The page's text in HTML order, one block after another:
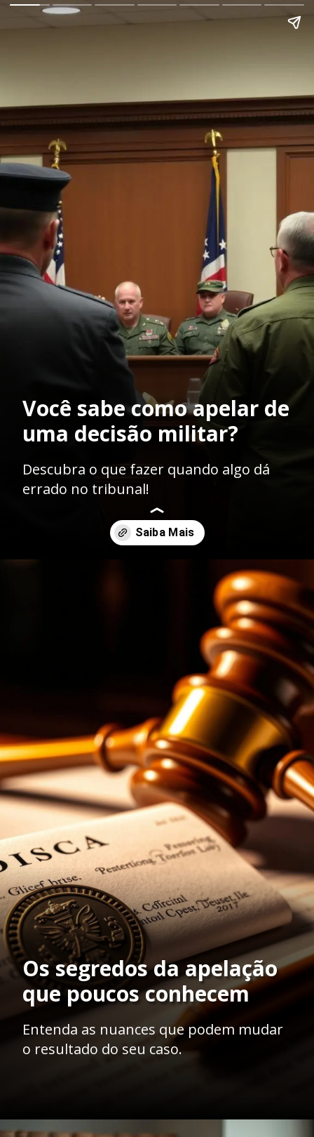
Você sabe como apelar de
uma decisão militar?
Descubra o que fazer quando algo dá
errado no tribunal!
Os segredos da apelação
que poucos conhecem
Entenda as nuances que podem mudar
o resultado do seu caso.